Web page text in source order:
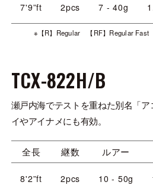
7'9”ft 2pcs 7 - 40g
※【R】Regular 【RF】Regular
TCX-822H/B
瀬戸内海でテストを重ねた別名「ア
イやアイナメにも有効。
全長 継数 ルアー
8'2”ft 2pcs 10 - 50g